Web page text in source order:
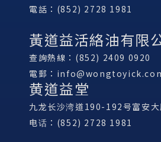
電話：(852) 2728 1981
黃道益活絡油有限
查詢熱線：(852) 2409 0920
電郵：
黄道益堂
九龙长沙湾道190-192号富安
电话：(852) 2728 1981